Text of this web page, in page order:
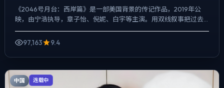
《2046号月台：西岸篇》是一部美国背景的传记作品，2019年公
映，由宁浩执导，章子怡、倪妮、白宇等主演。用双线叙事把过去
97,163
9.4
中国 连载中